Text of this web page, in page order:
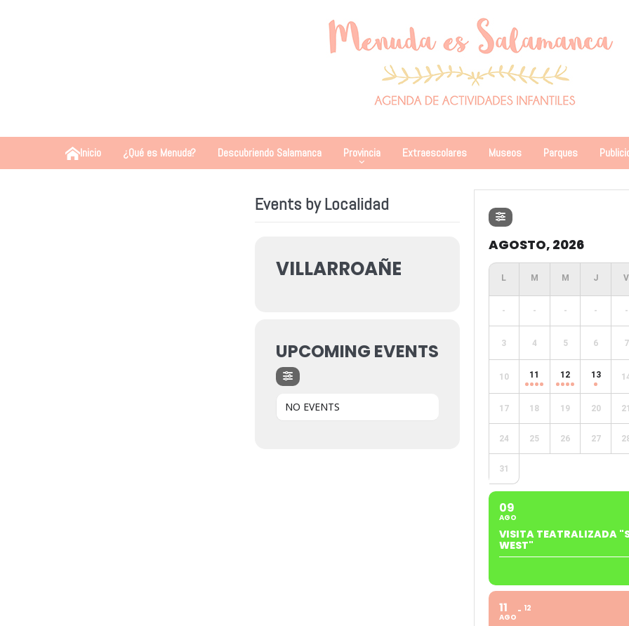
Inicio ¿Qué es Menuda? Descubriendo Salamanca Provincia Extraescolares Museos Parques
Events by Localidad
VILLARROAÑE
UPCOMING EVENTS
NO EVENTS
AGOSTO, 2026
- - - - -
3 4 5 6 7
10 11 12 13
17 18 19 20 21
24 25 26 27
31
09
AGO
VISITA TEATRALIZADA
WEST"
11
AGO
12